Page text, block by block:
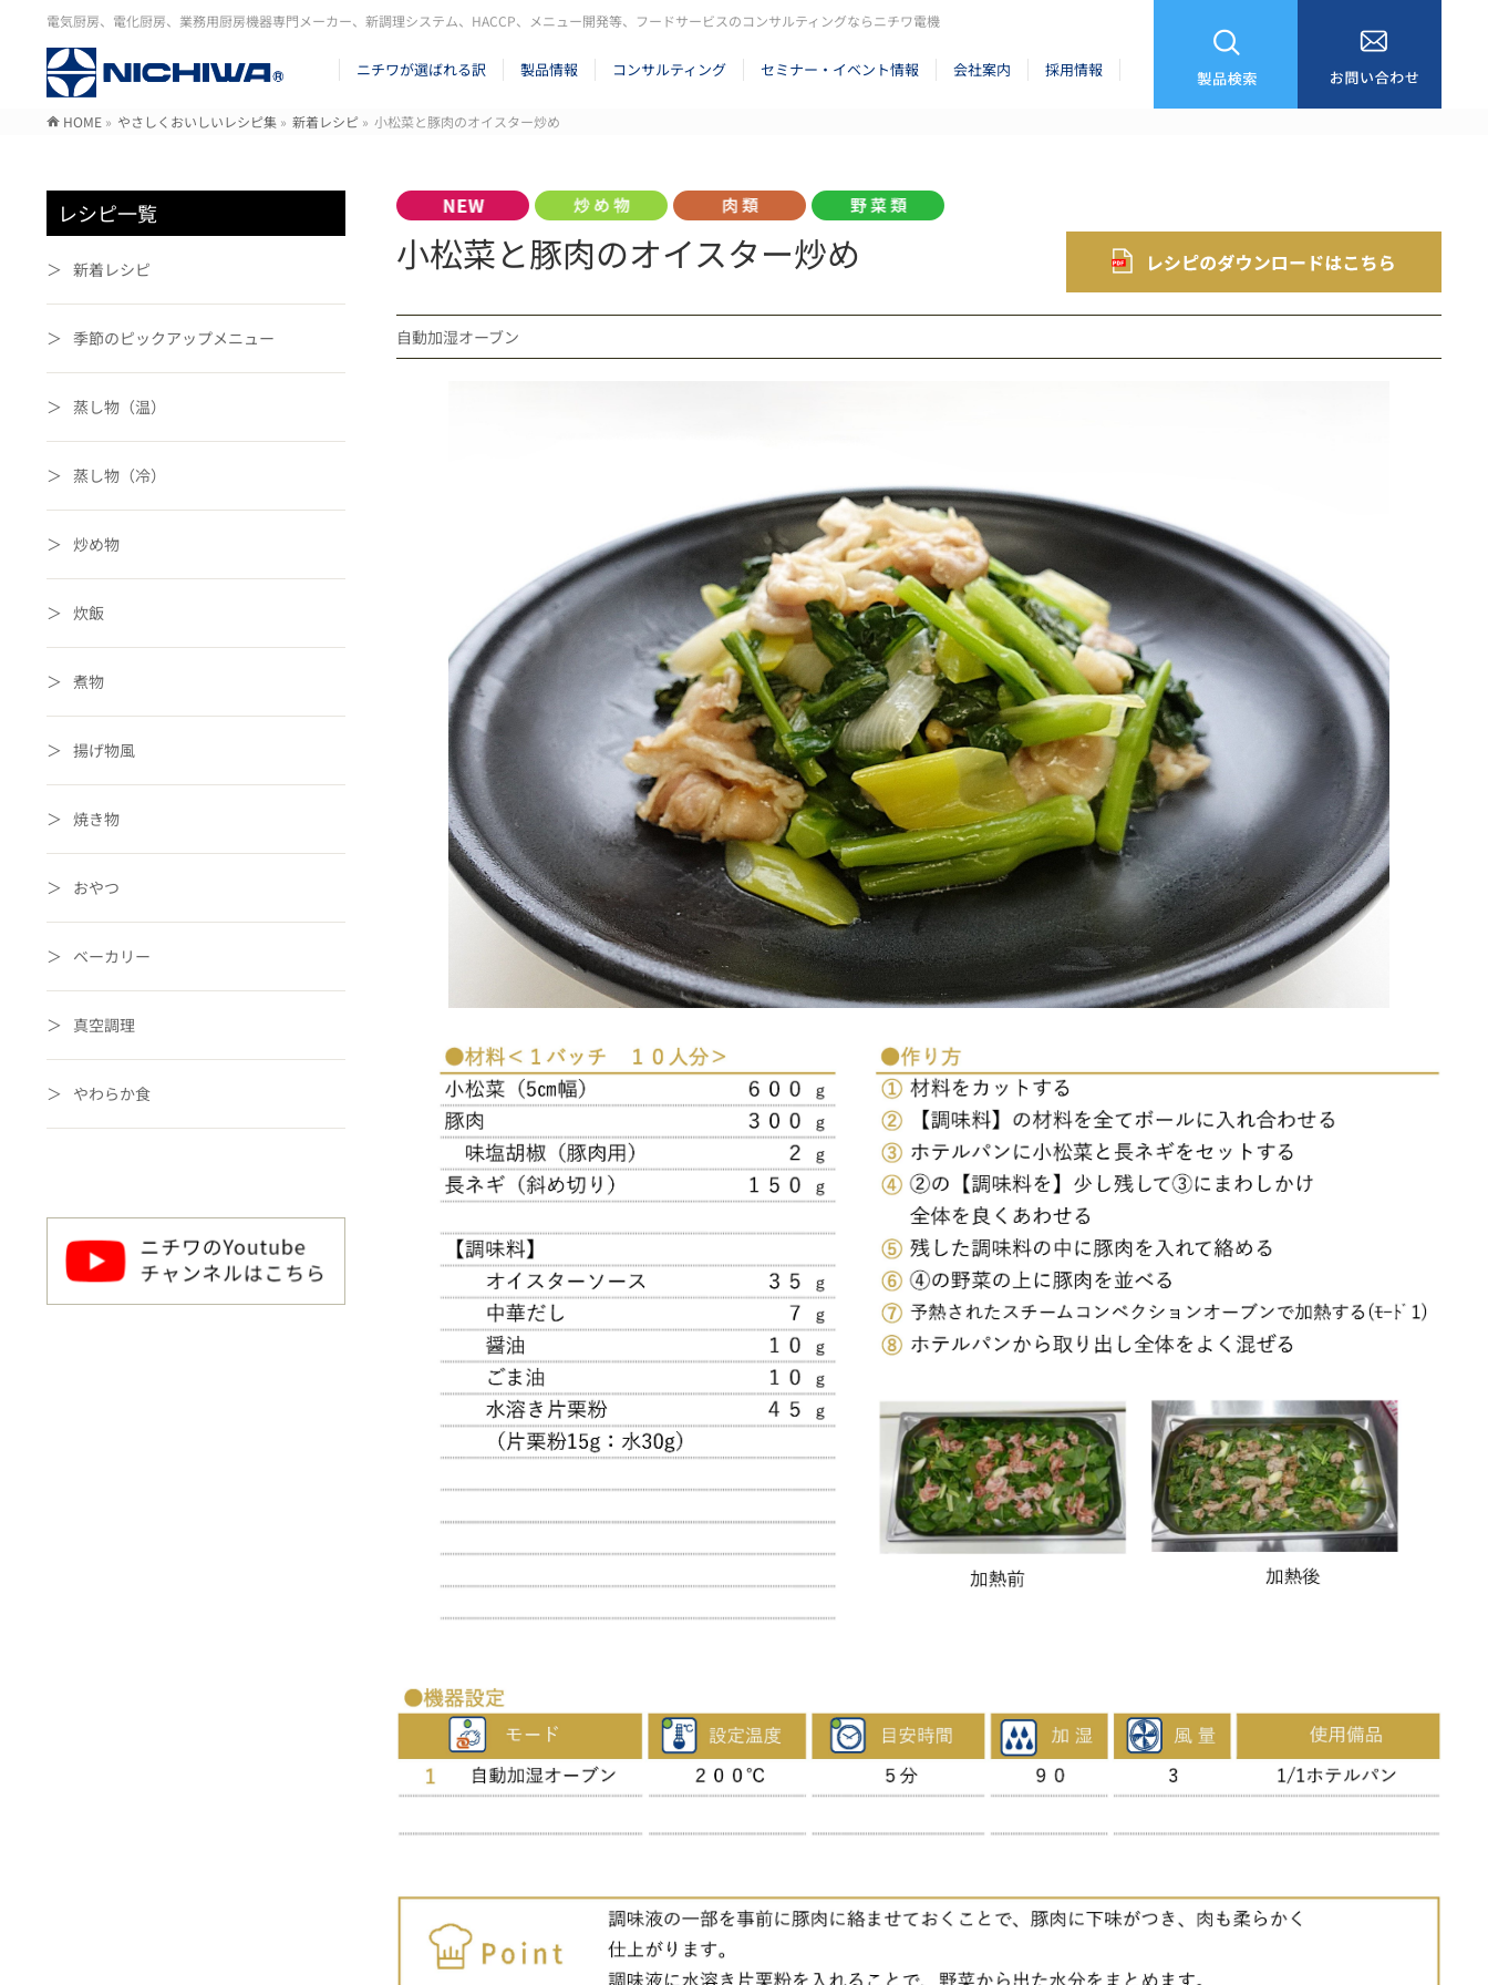
電気厨房、電化厨房、業務用厨房機器専門メーカー、新調理システム、HACCP、メニュー開発等、フードサービスのコンサルティングならニチワ電機
ニチワが選ばれる訳 製品情報 コンサルティング セミナー・イベント情報 会社案内 採用情報
HOME » やさしくおいしいレシピ集 » 新着レシピ » 小松菜と豚肉のオイスター炒め
小松菜と豚肉のオイスター炒め
自動加湿オーブン
レシピ一覧
新着レシピ
季節のピックアップメニュー
蒸し物（温）
蒸し物（冷）
炒め物
炊飯
煮物
揚げ物風
焼き物
おやつ
ベーカリー
真空調理
やわらか食